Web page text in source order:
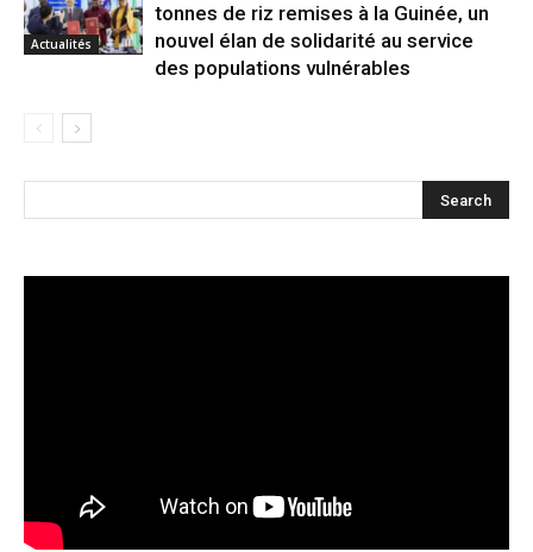
Actualités
tonnes de riz remises à la Guinée, un
nouvel élan de solidarité au service
des populations vulnérables